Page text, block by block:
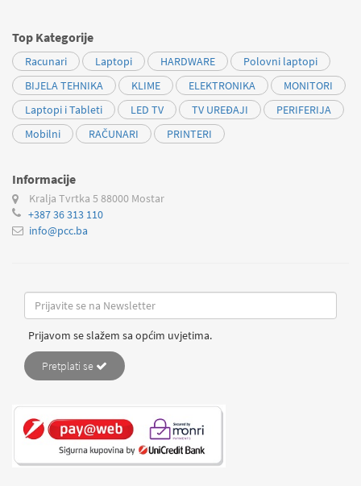
Top Kategorije
Racunari Laptopi HARDWARE
Polovni laptopi
BIJELA TEHNIKA
KLIME ELEKTRONIKA
MONITORI
Laptopi i Tableti
LED TV TV UREĐAJI
PERIFERIJA
Mobilni
RAČUNARI PRINTERI
Informacije
Kralja Tvrtka 5 88000 Mostar
+387 36 313 110
info@pcc.ba
Prijavom se slažem sa općim uvjetima.
Pretplati se